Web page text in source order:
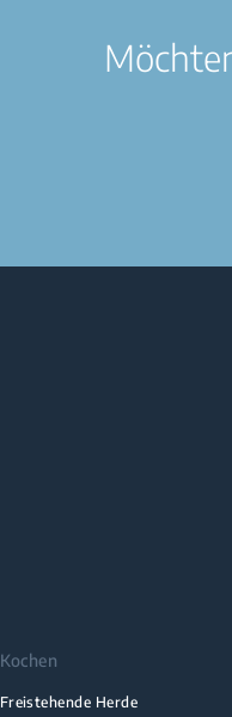
Kochen
Freistehende Herde